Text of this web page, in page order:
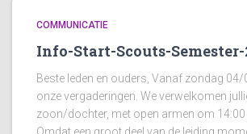
COMMUNICATIE
Info-Start-Scouts-Semester-
Beste leden en ouders, Vanaf zondag
onze vergaderingen. We verwelkomen
zoon/dochter, met open armen om 14:00